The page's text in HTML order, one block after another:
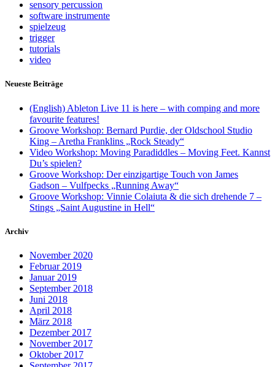
sensory percussion
software instrumente
spielzeug
trigger
tutorials
video
Neueste Beiträge
(English) Ableton Live 11 is here – with comping and more
favourite features!
Groove Workshop: Bernard Purdie, der Oldschool Studio
King – Aretha Franklins „Rock Steady“
Video Workshop: Moving Paradiddles – Moving Feet. Kannst
Du’s spielen?
Groove Workshop: Der einzigartige Touch von James
Gadson – Vulfpecks „Running Away“
Groove Workshop: Vinnie Colaiuta & die sich drehende 7 –
Stings „Saint Augustine in Hell“
Archiv
November 2020
Februar 2019
Januar 2019
September 2018
Juni 2018
April 2018
März 2018
Dezember 2017
November 2017
Oktober 2017